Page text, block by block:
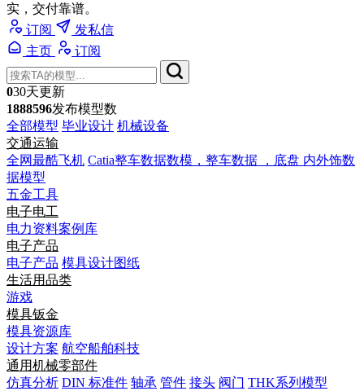
实，交付靠谱。
订阅
发私信
主页
订阅
030天更新
1888596发布模型数
全部模型 毕业设计 机械设备
交通运输
全网最酷飞机 Catia整车数据数模，整车数据 ，底盘 内外饰数
据模型
五金工具
电子电工
电力资料案例库
电子产品
电子产品 模具设计图纸
生活用品类
游戏
模具钣金
模具资源库
设计方案 航空船舶科技
通用机械零部件
仿真分析 DIN 标准件 轴承 管件 接头 阀门 THK系列模型